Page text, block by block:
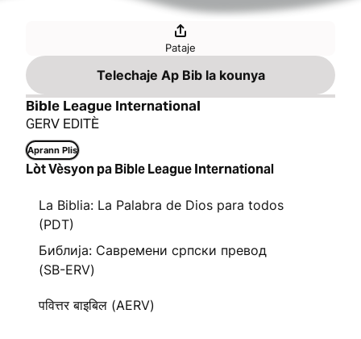
Pataje
Telechaje Ap Bib la kounya
Bible League International
GERV EDITÈ
Aprann Plis
Lòt Vèsyon pa Bible League International
La Biblia: La Palabra de Dios para todos
(PDT)
Библија: Савремени српски превод
(SB-ERV)
पवित्तर बाइबिल (AERV)